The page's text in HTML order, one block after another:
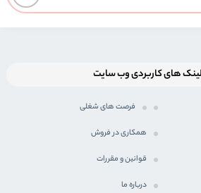
لینک های کاربردی وب سایت
فرصت های شغلی
همکاری در فروش
قوانین و مقررات
درباره ما